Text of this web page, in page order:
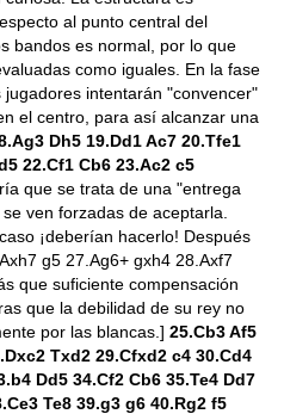
al punto central del
bandos es normal, por lo que
como iguales. En la fase
intentarán "convencer"
el centro, para así alcanzar una
Dh5 19.Dd1 Ac7 20.Tfe1
22.Cf1 Cb6 23.Ac2 c5
que se trata de una "entrega
ven forzadas de aceptarla.
¡deberían hacerlo! Después
g5 27.Ag6+ gxh4 28.Axf7
que suficiente compensación
que la debilidad de su rey no
por las blancas.] 25.Cb3 Af5
Txd2 29.Cfxd2 c4 30.Cd4
Dd5 34.Cf2 Cb6 35.Te4 Dd7
Te8 39.g3 g6 40.Rg2 f5